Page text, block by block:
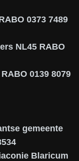
0373 7489
NL45 RABO
0139 8079
gemeente
Blaricum